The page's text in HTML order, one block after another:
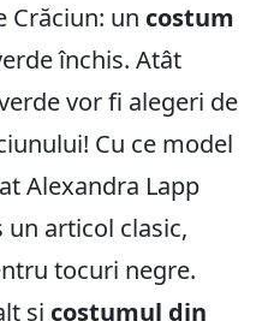
Crăciun: un costum
închis. Atât
vor fi alegeri de
Cu ce model
Alexandra Lapp
un articol clasic,
tocuri negre.
și costumul din